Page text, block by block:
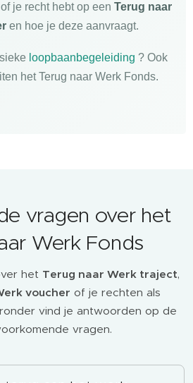
je recht hebt op een Terug naar
en hoe je deze aanvraagt.
loopbaanbegeleiding ? Ook
het Terug naar Werk Fonds.
vragen over het
Werk Fonds
het Terug naar Werk traject,
voucher of je rechten als
vind je antwoorden op de
vragen.